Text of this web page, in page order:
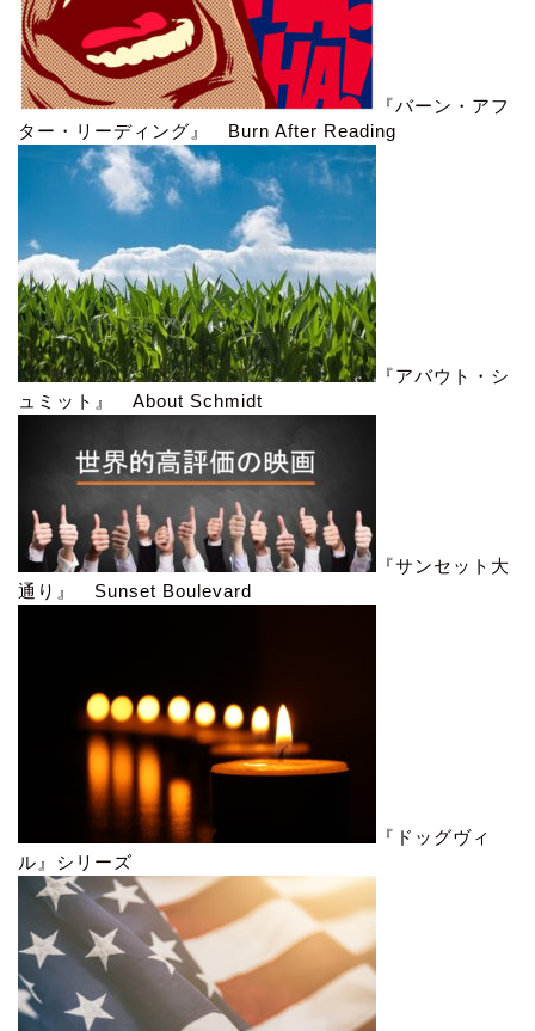
『バーン・アフ
ター・リーディング』 Burn After Reading
『アバウト・シ
ュミット』 About Schmidt
『サンセット大
通り』 Sunset Boulevard
『ドッグヴィ
ル』シリーズ